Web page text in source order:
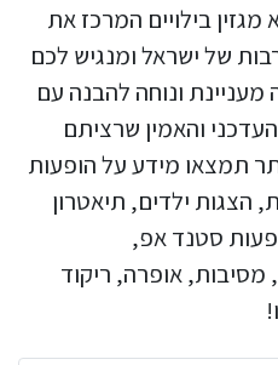
מגזין בילויים המרכז את
של ישראל ומנגיש לכם
מעניינת ונוחה להבנה עם
והאמין שרציתם
תמצאו מידע על הופעות
הצגות ילדים, תיאטרון
סטנד אפ,
מסיבות, אופרה, ריקוד